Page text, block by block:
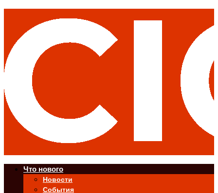
Что нового
Новости
События